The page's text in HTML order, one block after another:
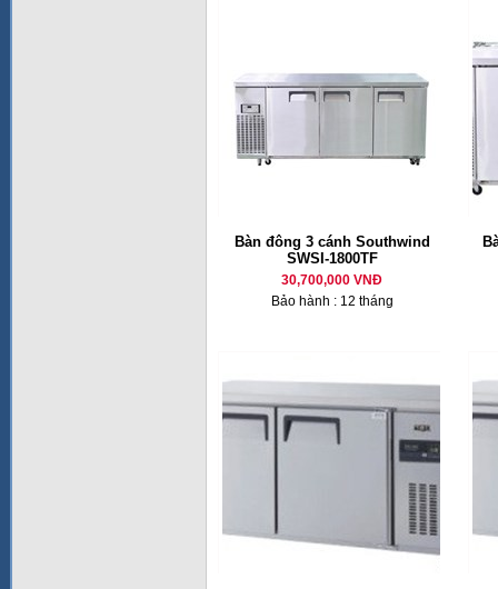
Bàn đông 3 cánh Southwind
SWSI-1800TF
30,700,000 VNĐ
Bảo hành : 12 tháng